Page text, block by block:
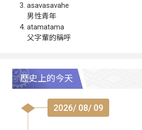
asavasavahe
男性青年
atamatama
父字輩的稱呼
歷史上的今天
2026/ 08/ 09